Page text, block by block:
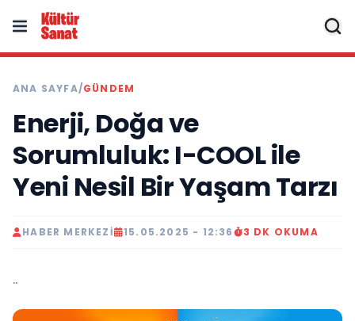
ANA SAYFA/GÜNDEM
Enerji, Doğa ve
Sorumluluk: I-COOL ile
Yeni Nesil Bir Yaşam Tarzı
HABER MERKEZI 15.05.2025 - 12:36 3 DK OKUMA
..